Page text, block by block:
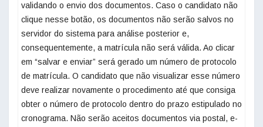
validando o envio dos documentos. Caso o candidato não
clique nesse botão, os documentos não serão salvos no
servidor do sistema para análise posterior e,
consequentemente, a matrícula não será válida. Ao clicar
em “salvar e enviar” será gerado um número de protocolo
de matrícula. O candidato que não visualizar esse número
deve realizar novamente o procedimento até que consiga
obter o número de protocolo dentro do prazo estipulado no
cronograma. Não serão aceitos documentos via postal, e-